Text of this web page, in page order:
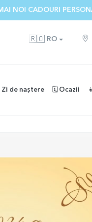
LA PESTE 100 DE
🇷🇴 RO
Zi de naștere 🗓️ Ocazii